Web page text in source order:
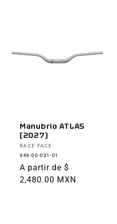
Manubrio ATLAS
(2027)
Proveedor:
RACE FACE
946-00-031-01
Precio
habitual
A partir de $
2,480.00 MXN